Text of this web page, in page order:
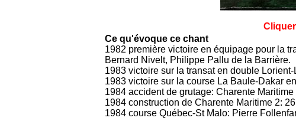
Ce qu'évoque ce chant
1982 première victoire en équipage pour la
Bernard Nivelt, Philippe Pallu de la Barrière.
1983 victoire sur la transat en double
1983 victoire sur la course La Baule-Dakar
1984 accident de grutage: Charente
1984 construction de Charente Maritime 2:
1984 course Québec-St Malo: Pierre